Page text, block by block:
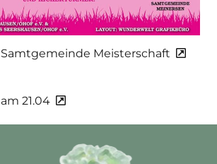
Samtgemeinde Meisterschaft
21.04